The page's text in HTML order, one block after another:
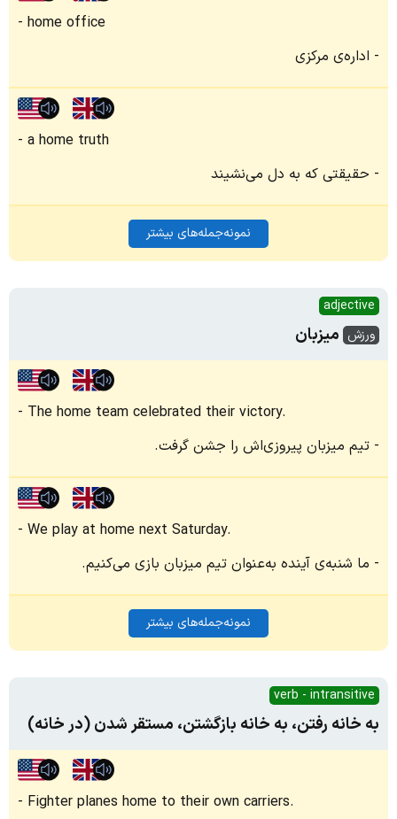
home office
اداره‌ی مرکزی
a home truth
حقیقتی که به دل می‌نشیند
نمونه‌جمله‌های بیشتر
adjective
ورزش میزبان
The home team celebrated their victory.
تیم میزبان پیروزی‌اش را جشن گرفت.
We play at home next Saturday.
ما شنبه‌ی آینده به‌عنوان تیم میزبان بازی می‌کنیم.
نمونه‌جمله‌های بیشتر
verb - intransitive
‫به خانه رفتن، ‫به خانه بازگشتن‬، مستقر شدن (در خانه)
Fighter planes home to their own carriers.